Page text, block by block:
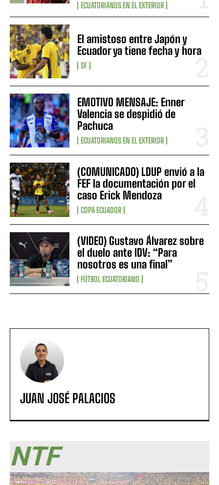
ECUATORIANOS EN EL EXTERIOR
El amistoso entre Japón y
Ecuador ya tiene fecha y hora
SF
EMOTIVO MENSAJE: Enner
Valencia se despidió de
Pachuca
ECUATORIANOS EN EL EXTERIOR
(COMUNICADO) LDUP envió a la
FEF la documentación por el
caso Erick Mendoza
COPA ECUADOR
(VIDEO) Gustavo Álvarez sobre
el duelo ante IDV: “Para
nosotros es una final”
FÚTBOL ECUATORIANO
JUAN JOSÉ PALACIOS
NTF